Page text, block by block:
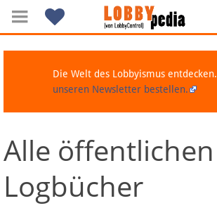
Navigation
Über Lobbypedia
Die Welt des Lobbyismus entdecken.
unseren Newsletter bestellen.
Alle öffentlichen
Logbücher